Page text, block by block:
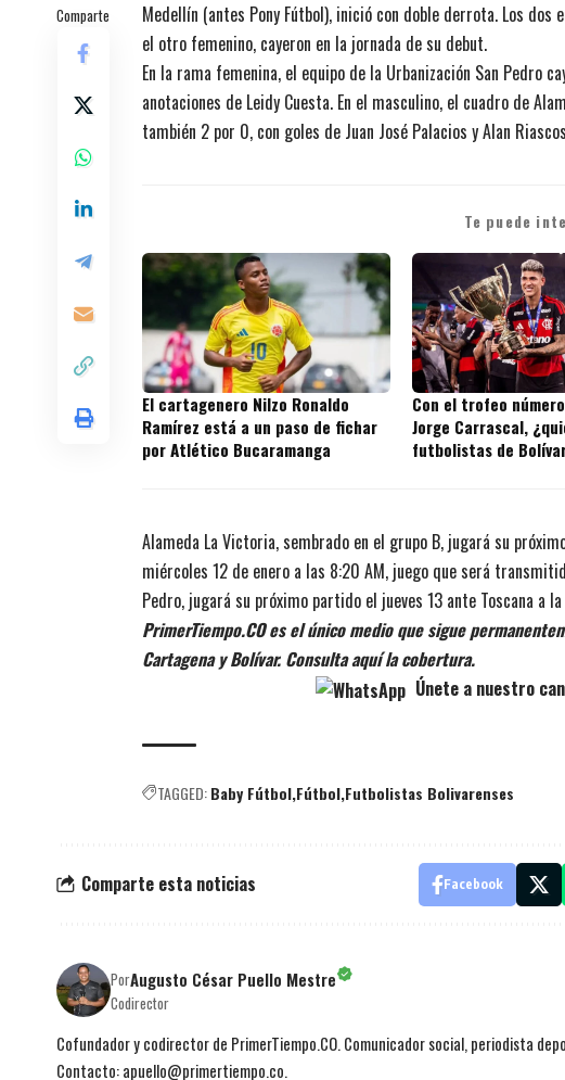
Comparte
Medellín (antes Pony Fútbol), inició con doble derrota. Los
el otro femenino, cayeron en la jornada de su debut.
En la rama femenina, el equipo de la Urbanización San Pedro
anotaciones de Leidy Cuesta. En el masculino, el cuadro de
también 2 por 0, con goles de Juan José Palacios y Alan
Te puede
El cartagenero Nilzo Ronaldo
Ramírez está a un paso de fichar
por Atlético Bucaramanga
Con el trofeo
Jorge Carrascal,
futbolistas de
Alameda La Victoria, sembrado en el grupo B, jugará su
miércoles 12 de enero a las 8:20 AM, juego que será
Pedro, jugará su próximo partido el jueves 13 ante Toscana a
PrimerTiempo.CO es el único medio que sigue
Cartagena y Bolívar. Consulta aquí la cobertura.
Únete a nuestro
TAGGED:Baby Fútbol Fútbol Futbolistas Bolivarenses
Comparte esta noticias Facebook
PorAugusto César Puello Mestre
Codirector
Cofundador y codirector de PrimerTiempo.CO. Comunicador social, periodista
Contacto: apuello@primertiempo.co.